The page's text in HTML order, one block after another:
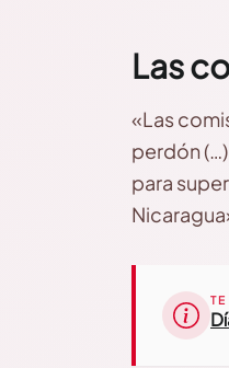
Las
«Las
perdón
para